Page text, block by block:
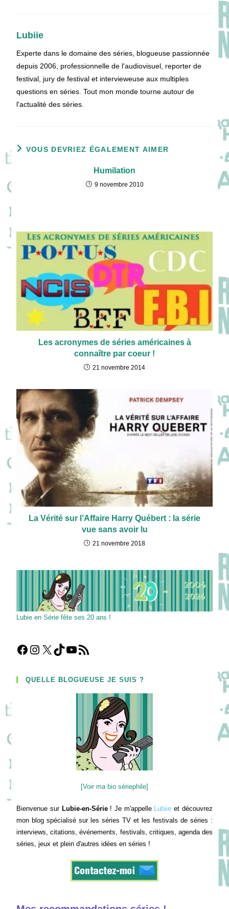
Lubiie
Experte dans le domaine des séries, blogueuse passionnée
depuis 2006, professionnelle de l'audiovisuel, reporter de
festival, jury de festival et intervieweuse aux multiples
questions en séries. Tout mon monde tourne autour de
l'actualité des séries.
VOUS DEVRIEZ ÉGALEMENT AIMER
Humilation
9 novembre 2010
Les acronymes de séries américaines à
connaître par coeur !
21 novembre 2014
La Vérité sur l’Affaire Harry Québert : la série
vue sans avoir lu
21 novembre 2018
Lubie en Série fête ses 20 ans !
Facebook
Instagram
X TikTokYouTube
Flux RSS
QUELLE BLOGUEUSE JE SUIS ?
[Voir ma bio sériephile]
Bienvenue sur Lubie-en-Série! Je m'appelle Lubiie et découvrez
mon blog spécialisé sur les séries TV et les festivals de séries :
interviews, citations, événements, festivals, critiques, agenda des
séries, jeux et plein d'autres idées en séries !